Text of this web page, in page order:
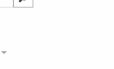
Toggle menu